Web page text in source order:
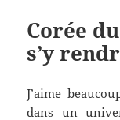
Corée
s’y
J’aime
dans un